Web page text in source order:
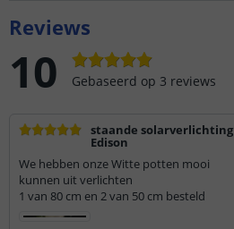
Reviews
10 Gebaseerd op 3 reviews
staande solarverlichting
Edison
We hebben onze Witte potten mooi
kunnen uit verlichten
1 van 80 cm en 2 van 50 cm besteld